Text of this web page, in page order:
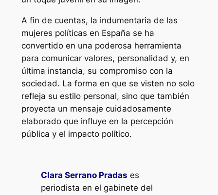
A fin de cuentas, la indumentaria de las
mujeres políticas en España se ha
convertido en una poderosa herramienta
para comunicar valores, personalidad y, en
última instancia, su compromiso con la
sociedad. La forma en que se visten no solo
refleja su estilo personal, sino que también
proyecta un mensaje cuidadosamente
elaborado que influye en la percepción
pública y el impacto político.
Clara Serrano Pradas es
periodista en el gabinete del